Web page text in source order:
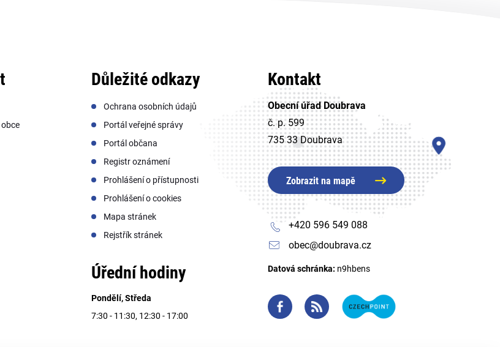
Důležité odkazy
Ochrana osobních údajů
Portál veřejné správy
Portál občana
Registr oznámení
Prohlášení o přístupnosti
Prohlášení o cookies
Mapa stránek
Rejstřík stránek
Úřední hodiny
Pondělí, Středa
7:30 - 11:30, 12:30 - 17:00
Kontakt
Obecní úřad Doubrava
č. p. 599
735 33 Doubrava
Zobrazit na mapě
+420 596 549 088
obec@doubrava.cz
Datová schránka: n9hbens